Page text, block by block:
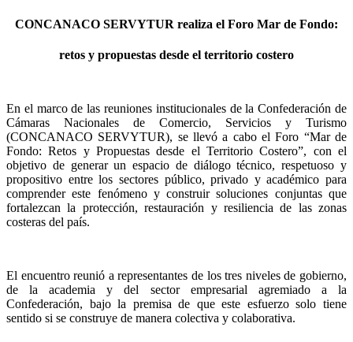
CONCANACO SERVYTUR realiza el Foro Mar de Fondo:
retos y propuestas desde el territorio costero
En el marco de las reuniones institucionales de la Confederación de
Cámaras Nacionales de Comercio, Servicios y Turismo
(CONCANACO SERVYTUR), se llevó a cabo el Foro “Mar de
Fondo: Retos y Propuestas desde el Territorio Costero”, con el
objetivo de generar un espacio de diálogo técnico, respetuoso y
propositivo entre los sectores público, privado y académico para
comprender este fenómeno y construir soluciones conjuntas que
fortalezcan la protección, restauración y resiliencia de las zonas
costeras del país.
El encuentro reunió a representantes de los tres niveles de gobierno,
de la academia y del sector empresarial agremiado a la
Confederación, bajo la premisa de que este esfuerzo solo tiene
sentido si se construye de manera colectiva y colaborativa.